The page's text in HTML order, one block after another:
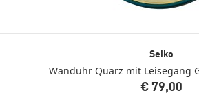
Seiko
Wanduhr Quarz mit Leisegang
€ 79,00